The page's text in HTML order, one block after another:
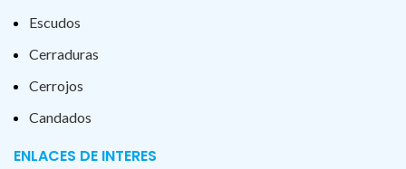
Escudos
Cerraduras
Cerrojos
Candados
ENLACES DE INTERES